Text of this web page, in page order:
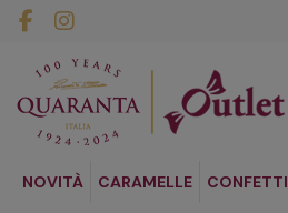
NOVITÀ CARAMELLE CONFETTI